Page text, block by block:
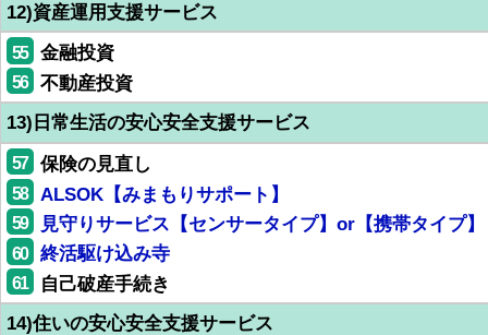
12)資産運用支援サービス
55 金融投資
56
不動産投資
13)日常生活の安心安全支援サービス
57 保険の見直し
58 ALSOK【みまもりサポート】
59 見守りサービス【センサータイプ】or【携帯タイプ】
60 終活駆け込み寺
61
自己破産手続き
14)住いの安心安全支援サービス